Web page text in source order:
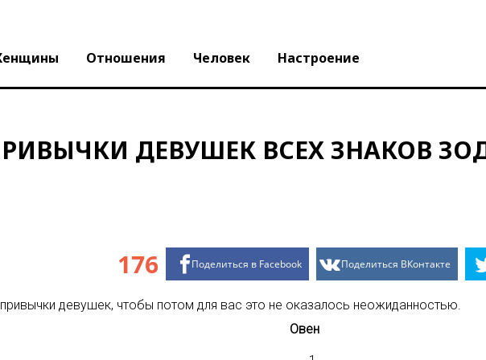
Отношения Человек Настроение
ДЕВУШЕК ВСЕХ ЗНАКОВ
176 Поделиться в Facebook Поделиться ВКонтакте
девушек, чтобы потом для вас это не оказалось неожиданностью.
Овен